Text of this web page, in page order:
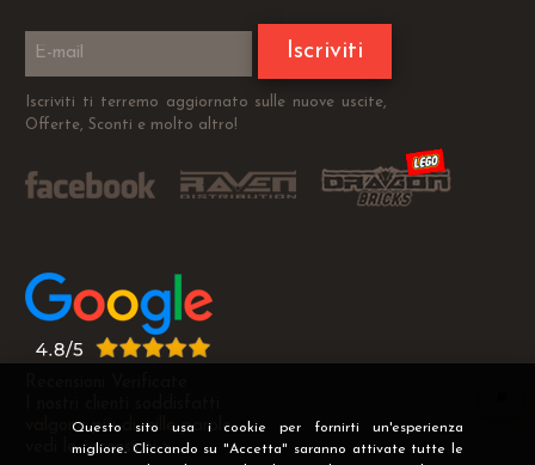
Questo sito usa i cookie per fornirti un'esperienza
migliore. Cliccando su "Accetta" saranno attivate tutte le
Iscriviti
Iscriviti ti terremo aggiornato sulle nuove uscite,
Offerte, Sconti e molto altro!
valgono più di mille parole
vedi le recensioni >